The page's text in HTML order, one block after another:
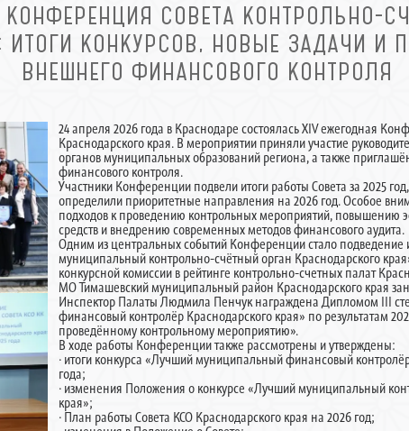
КОНФЕРЕНЦИЯ СОВЕТА КОНТРОЛЬНО-
ИТОГИ КОНКУРСОВ, НОВЫЕ ЗАДАЧИ И
ВНЕШНЕГО ФИНАНСОВОГО КОНТРОЛЯ
24 апреля 2026 года в Краснодаре состоялась XIV ежегодная
Краснодарского края. В мероприятии приняли участие
органов муниципальных образований региона, а также
финансового контроля.
Участники Конференции подвели итоги работы Совета за 2025
определили приоритетные направления на 2026 год. Особое
подходов к проведению контрольных мероприятий, повышению
средств и внедрению современных методов финансового аудита.
Одним из центральных событий Конференции стало подведение
муниципальный контрольно-счётный орган Краснодарского
конкурсной комиссии в рейтинге контрольно-счетных палат
МО Тимашевский муниципальный район Краснодарского края
Инспектор Палаты Людмила Пенчук награждена Дипломом III
финансовый контролёр Краснодарского края» по результатам
проведённому контрольному мероприятию».
В ходе работы Конференции также рассмотрены и утверждены:
· итоги конкурса «Лучший муниципальный финансовый
года;
· изменения Положения о конкурсе «Лучший муниципальный
края»;
· План работы Совета КСО Краснодарского края на 2026 год;